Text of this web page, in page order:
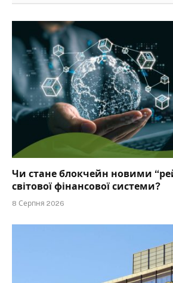
Чи стане блокчейн новими
світової фінансової системи?
8 Серпня 2026